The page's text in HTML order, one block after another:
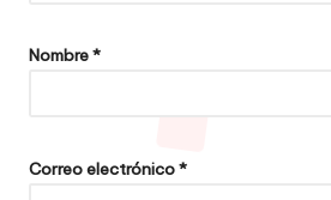
Nombre*
Correo electrónico*